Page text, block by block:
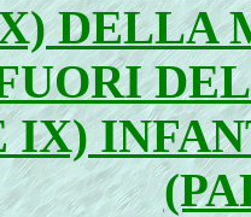
DELLA
IX)